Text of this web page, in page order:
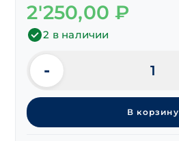
2'250,00₽
2 в наличии
Количество
товара
Гайка
корончатая
-
В корзину